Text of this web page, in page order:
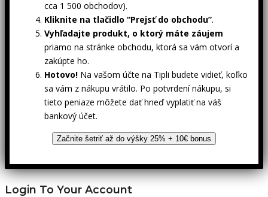
cca 1 500 obchodov).
Kliknite na tlačidlo “Prejsť do obchodu”.
Vyhľadajte produkt, o ktorý máte záujem
priamo na stránke obchodu, ktorá sa vám otvorí a
zakúpte ho.
Hotovo! Na vašom účte na Tipli budete vidieť, koľko
sa vám z nákupu vrátilo. Po potvrdení nákupu, si
tieto peniaze môžete dať hneď vyplatiť na váš
bankový účet.
Začnite šetriť až do výšky 25% + 10€ bonus
Login To Your Account